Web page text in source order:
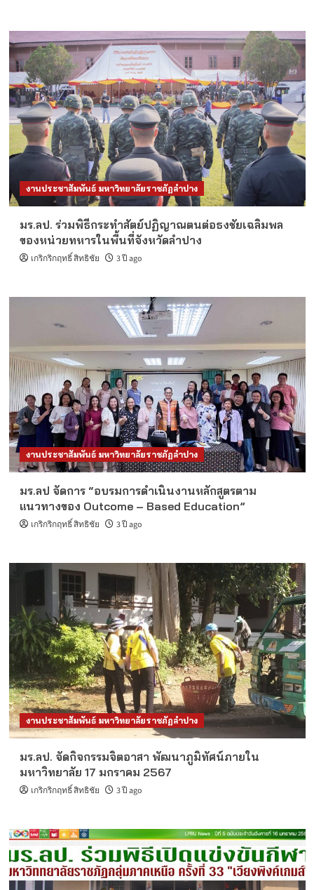
งานประชาสัมพันธ์ มหาวิทยาลัยราชภัฏลำปาง
มร.ลป. ร่วมพิธีกระทำสัตย์ปฏิญาณตนต่อธงชัยเฉลิมพล
ของหน่วยทหารในพื้นที่จังหวัดลำปาง
เกริกริกฤทธิ์ สิทธิชัย 3 ปี ago
งานประชาสัมพันธ์ มหาวิทยาลัยราชภัฏลำปาง
มร.ลป จัดการ “อบรมการดำเนินงานหลักสูตรตาม
แนวทางของ Outcome – Based Education”
เกริกริกฤทธิ์ สิทธิชัย 3 ปี ago
งานประชาสัมพันธ์ มหาวิทยาลัยราชภัฏลำปาง
มร.ลป. จัดกิจกรรมจิตอาสา พัฒนาภูมิทัศน์ภายใน
มหาวิทยาลัย 17 มกราคม 2567
เกริกริกฤทธิ์ สิทธิชัย 3 ปี ago